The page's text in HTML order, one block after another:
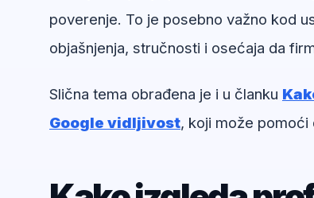
poverenje. To je posebno važno kod
objašnjenja, stručnosti i osećaja da
Slična tema obrađena je i u članku
Google vidljivost, koji može pomoći